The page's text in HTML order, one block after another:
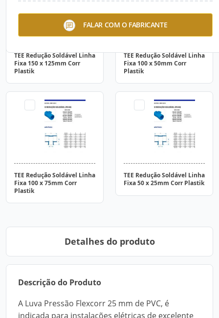
FALAR COM O FABRICANTE
TEE Redução Soldável Linha
Fixa 150 x 125mm Corr
Plastik
TEE Redução Soldável Linha
Fixa 100 x 50mm Corr
Plastik
TEE Redução Soldável Linha
Fixa 100 x 75mm Corr
Plastik
TEE Redução Soldável Linha
Fixa 50 x 25mm Corr Plastik
Detalhes do produto
Descrição do Produto
A Luva Pressão Flexcorr 25 mm de PVC, é
indicada para instalações elétricas de excelente